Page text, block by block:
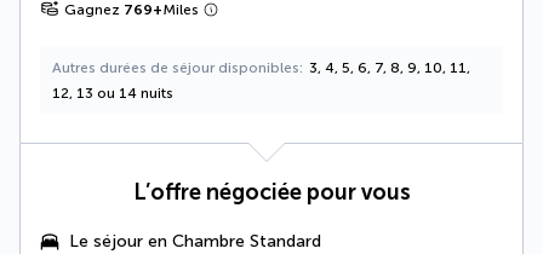
Gagnez 769+Miles
Autres durées de séjour disponibles
3, 4, 5, 6, 7, 8, 9, 10, 11,
12, 13 ou 14 nuits
L’offre négociée pour vous
Le séjour en Chambre Standard